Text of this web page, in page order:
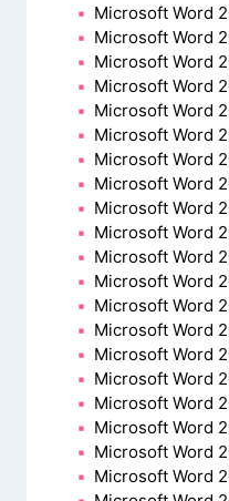
Microsoft Word
Microsoft Word
Microsoft Word
Microsoft Word
Microsoft Word
Microsoft Word
Microsoft Word
Microsoft Word
Microsoft Word
Microsoft Word
Microsoft Word
Microsoft Word
Microsoft Word
Microsoft Word
Microsoft Word
Microsoft Word
Microsoft Word
Microsoft Word
Microsoft Word
Microsoft Word